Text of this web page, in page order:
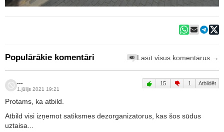
Populārākie komentāri 60 Lasīt visus komentārus →
...
1.jūlijs 2021 19:21
15 1 Atbildēt
Protams, ka atbild.
Atbild visi izņemot satiksmes dezorganizatorus, kas šos sūdus
uztaisa...